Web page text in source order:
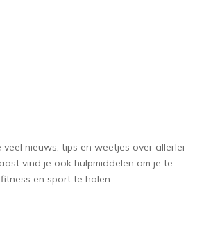
veel nieuws, tips en weetjes over allerlei
vind je ook hulpmiddelen om je te
en sport te halen.